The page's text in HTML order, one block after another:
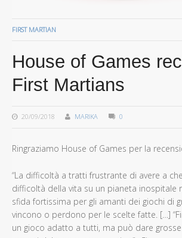
FIRST MARTIAN
House of Games
First Martians
20/09/2018 MARIKA 0
Ringraziamo House of Games per la
“La difficoltà a tratti frustrante di avere a
difficoltà della vita su un pianeta inospitale
sfida fortissima per gli amanti dei giochi di
vincono o perdono per le scelte fatte. […]
un gioco adatto a tutti, ma può dare